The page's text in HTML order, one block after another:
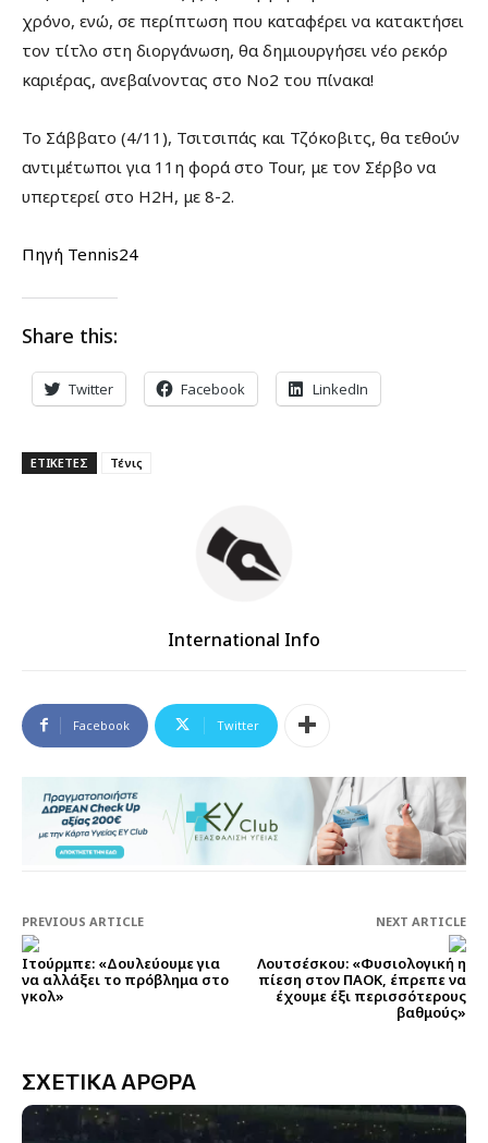
χρόνο, ενώ, σε περίπτωση που καταφέρει να κατακτήσει
τον τίτλο στη διοργάνωση, θα δημιουργήσει νέο ρεκόρ
καριέρας, ανεβαίνοντας στο Νο2 του πίνακα!
Το Σάββατο (4/11), Τσιτσιπάς και Τζόκοβιτς, θα τεθούν
αντιμέτωποι για 11η φορά στο Tour, με τον Σέρβο να
υπερτερεί στο Η2Η, με 8-2.
Πηγή Tennis24
Share this:
Twitter Facebook LinkedIn
ΕΤΙΚΕΤΕΣ Τένις
International Info
Facebook Twitter
PREVIOUS ARTICLE
Ιτούρμπε: «Δουλεύουμε για
να αλλάξει το πρόβλημα στο
γκολ»
NEXT ARTICLE
Λουτσέσκου: «Φυσιολογική η
πίεση στον ΠΑΟΚ, έπρεπε να
έχουμε έξι περισσότερους
βαθμούς»
ΣΧΕΤΙΚΑ ΑΡΘΡΑ